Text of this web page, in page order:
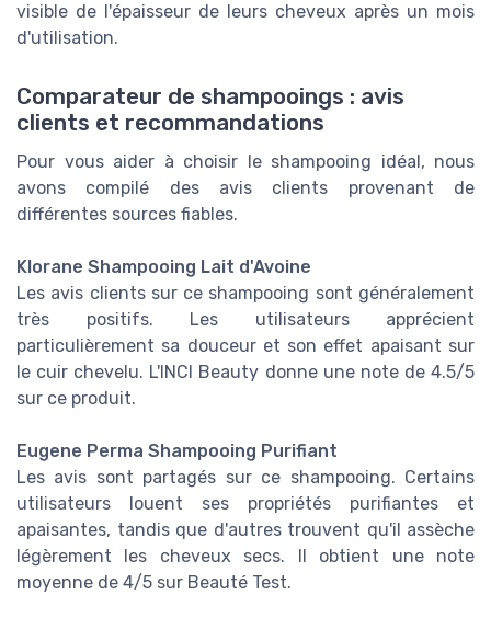
visible de l'épaisseur de leurs cheveux après un mois
d'utilisation.
Comparateur de shampooings : avis
clients et recommandations
Pour vous aider à choisir le shampooing idéal, nous
avons compilé des avis clients provenant de
différentes sources fiables.
Klorane Shampooing Lait d'Avoine
Les avis clients sur ce shampooing sont généralement
très positifs. Les utilisateurs apprécient
particulièrement sa douceur et son effet apaisant sur
le cuir chevelu. L'INCI Beauty donne une note de 4.5/5
sur ce produit.
Eugene Perma Shampooing Purifiant
Les avis sont partagés sur ce shampooing. Certains
utilisateurs louent ses propriétés purifiantes et
apaisantes, tandis que d'autres trouvent qu'il assèche
légèrement les cheveux secs. Il obtient une note
moyenne de 4/5 sur Beauté Test.